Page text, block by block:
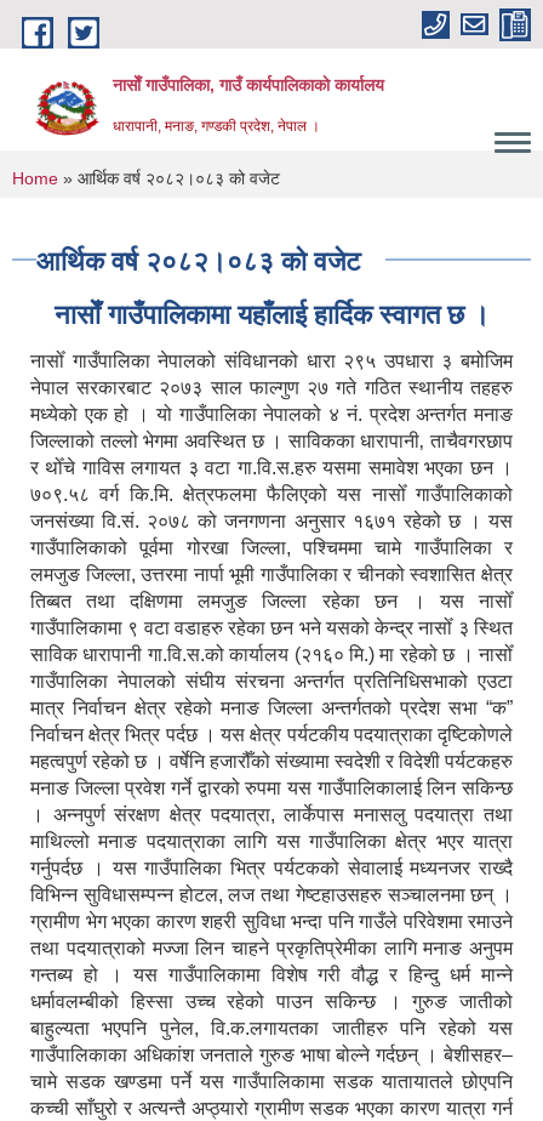
Skip to main content
नासाेँ गाउँपालिका, गाउँ कार्यपालिकाकाे कार्यालय
धारापानी, मनाङ, गण्डकी प्रदेश, नेपाल ।
You are here
Home » आर्थिक वर्ष २०८२।०८३ को वजेट
आर्थिक वर्ष २०८२।०८३ को वजेट
नासाेँ गाउँपालिकामा यहाँलाई हार्दिक स्वागत छ ।
नासोँ गाउँपालिका नेपालको संविधानको धारा २९५ उपधारा ३ बमोजिम
नेपाल सरकारबाट २०७३ साल फाल्गुण २७ गते गठित स्थानीय तहहरु
मध्येको एक हो । यो गाउँपालिका नेपालको ४ नं. प्रदेश अन्तर्गत मनाङ
जिल्लाको तल्लो भेगमा अवस्थित छ । साविकका धारापानी‚ ताचैवगरछाप
र थोँचे गाविस लगायत ३ वटा गा.वि.स.हरु यसमा समावेश भएका छन ।
७०९.५८ वर्ग कि.मि. क्षेत्रफलमा फैलिएको यस नासोँ गाउँपालिकाको
जनसंख्या वि.सं. २०७८ को जनगणना अनुसार १६७१ रहेको छ । यस
गाउँपालिकाको पूर्वमा गोरखा जिल्ला, पश्चिममा चामे गाउँपालिका र
लमजुङ जिल्ला, उत्तरमा नार्पा भूमी गाउँपालिका र चीनको स्वशासित क्षेत्र
तिब्बत तथा दक्षिणमा लमजुङ जिल्ला रहेका छन । यस नासोँ
गाउँपालिकामा ९ वटा वडाहरु रहेका छन भने यसको केन्द्र नासोँ ३ स्थित
साविक धारापानी गा.वि.स.को कार्यालय (२१६० मि.) मा रहेको छ । नासोँ
गाउँपालिका नेपालको संघीय संरचना अन्तर्गत प्रतिनिधिसभाको एउटा
मात्र निर्वाचन क्षेत्र रहेको मनाङ जिल्ला अन्तर्गतको प्रदेश सभा “क”
निर्वाचन क्षेत्र भित्र पर्दछ । यस क्षेत्र पर्यटकीय पदयात्राका दृष्टिकोणले
महत्वपुर्ण रहेको छ । वर्षेनि हजारौँको संख्यामा स्वदेशी र विदेशी पर्यटकहरु
मनाङ जिल्ला प्रवेश गर्ने द्वारको रुपमा यस गाउँपालिकालाई लिन सकिन्छ
। अन्नपुर्ण संरक्षण क्षेत्र पदयात्रा, लार्केपास मनासलु पदयात्रा तथा
माथिल्लो मनाङ पदयात्राका लागि यस गाउँपालिका क्षेत्र भएर यात्रा
गर्नुपर्दछ । यस गाउँपालिका भित्र पर्यटकको सेवालाई मध्यनजर राख्दै
विभिन्न सुविधासम्पन्न होटल, लज तथा गेष्टहाउसहरु सञ्चालनमा छन् ।
ग्रामीण भेग भएका कारण शहरी सुविधा भन्दा पनि गाउँले परिवेशमा रमाउने
तथा पदयात्राको मज्जा लिन चाहने प्रकृतिप्रेमीका लागि मनाङ अनुपम
गन्तब्य हो । यस गाउँपालिकामा विशेष गरी वौद्ध र हिन्दु धर्म मान्ने
धर्मावलम्बीको हिस्सा उच्च रहेको पाउन सकिन्छ । गुरुङ जातीको
बाहुल्यता भएपनि पुनेल, वि.क.लगायतका जातीहरु पनि रहेको यस
गाउँपालिकाका अधिकांश जनताले गुरुङ भाषा बोल्ने गर्दछन् । बेशीसहर–
चामे सडक खण्डमा पर्ने यस गाउँपालिकामा सडक यातायातले छोएपनि
कच्ची साँघुरो र अत्यन्तै अप्ठ्यारो ग्रामीण सडक भएका कारण यात्रा गर्न